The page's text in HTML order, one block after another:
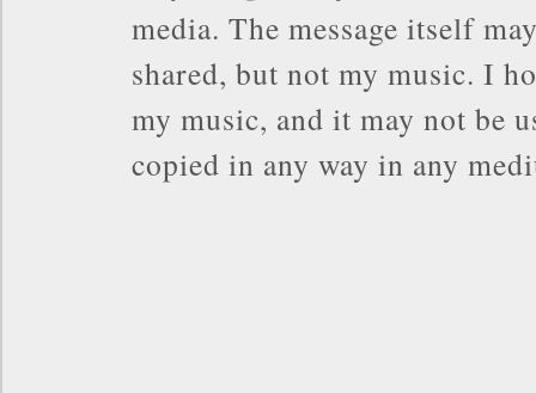
media. The message itself
shared, but not my music. I
my music, and it may not be
copied in any way in any